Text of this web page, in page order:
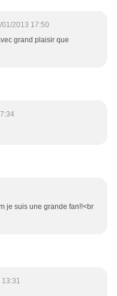
01/2013 17:50
grand plaisir que
je suis une grande fan!!<br